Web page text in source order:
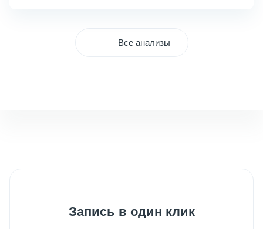
Все анализы
Запись в один клик